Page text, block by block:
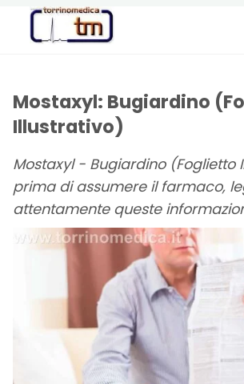
Mostaxyl: Bugiardino
Illustrativo)
Mostaxyl - Bugiardino (Foglietto
prima di assumere il farmaco,
attentamente queste